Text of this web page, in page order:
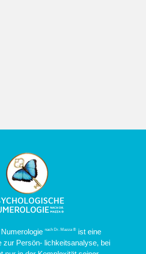
nach Dr. Mazza ® ist eine
zur Persön- lichkeitsanalyse, bei